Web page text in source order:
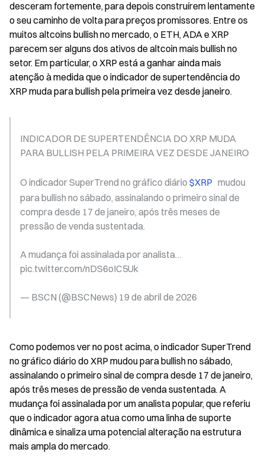
desceram fortemente, para depois construírem lentamente
o seu caminho de volta para preços promissores. Entre os
muitos altcoins bullish no mercado, o ETH, ADA e XRP
parecem ser alguns dos ativos de altcoin mais bullish no
setor. Em particular, o XRP está a ganhar ainda mais
atenção à medida que o indicador de supertendência do
XRP muda para bullish pela primeira vez desde janeiro.
INDICADOR DE SUPERTENDÊNCIA DO XRP MUDA
PARA BULLISH PELA PRIMEIRA VEZ DESDE JANEIRO
O indicador SuperTrend no gráfico diário $XRP
  mudou
para bullish no sábado, assinalando o primeiro sinal de
compra desde 17 de janeiro, após três meses de
pressão de venda sustentada.
A mudança foi assinalada por analista…
pic.twitter.com/nDS6oIC5Uk
— BSCN (@BSCNews) 19 de abril de 2026
Como podemos ver no post acima, o indicador SuperTrend
no gráfico diário do XRP mudou para bullish no sábado,
assinalando o primeiro sinal de compra desde 17 de janeiro,
após três meses de pressão de venda sustentada. A
mudança foi assinalada por um analista popular, que referiu
que o indicador agora atua como uma linha de suporte
dinâmica e sinaliza uma potencial alteração na estrutura
mais ampla do mercado.